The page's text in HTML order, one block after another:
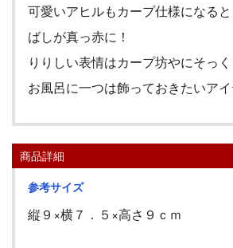
可愛いアヒルもカープ仕様になる
ばしが真っ赤に！
りりしい表情はカープ坊やにそっ
お風呂に一つは飾っておきたいアイ
商品詳細
参考サイズ
縦９×横７．５×高さ９ｃｍ